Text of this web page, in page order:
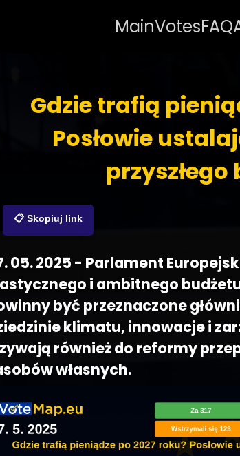
MainVotesFAQ
Gdzie trafią
Posłowie
przyszłego
📋 Skopiuj link
05. 2025 - Parlament
i ambitnego budżetu
być przeznaczone
klimatu, innowacje i
również do reformy
własnych.